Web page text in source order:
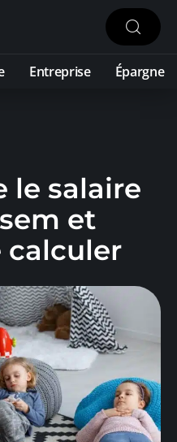
Entreprise Épargne
le salaire
et
calculer